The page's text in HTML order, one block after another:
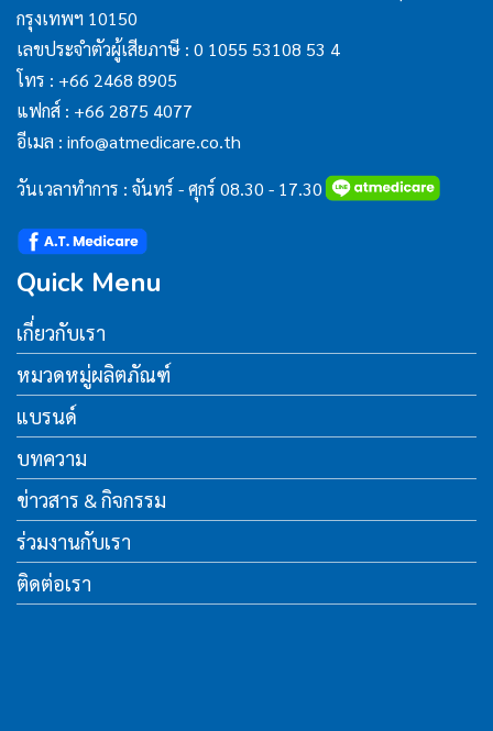
กรุงเทพฯ 10150
เลขประจำตัวผู้เสียภาษี : 0 1055 53108 53 4
โทร : +66 2468 8905
แฟกส์ : +66 2875 4077
อีเมล : info@atmedicare.co.th
วันเวลาทำการ : จันทร์ - ศุกร์ 08.30 - 17.30
Quick Menu
เกี่ยวกับเรา
หมวดหมู่ผลิตภัณฑ์
แบรนด์
บทความ
ข่าวสาร & กิจกรรม
ร่วมงานกับเรา
ติดต่อเรา